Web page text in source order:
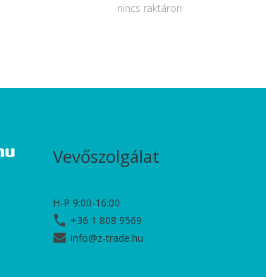
nincs raktáron
Vevőszolgálat
H-P 9:00-16:00
+36 1 808 9569
info@z-trade.hu